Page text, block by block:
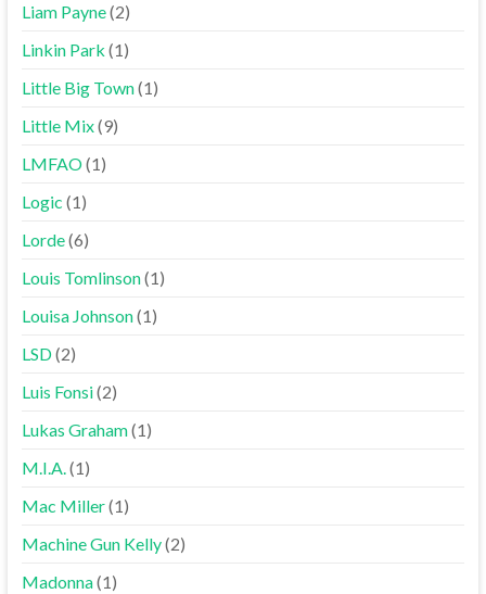
Liam Payne(2)
Linkin Park (1)
Little Big Town(1)
Little Mix(9)
LMFAO(1)
Logic (1)
Lorde(6)
Louis Tomlinson(1)
Louisa Johnson(1)
LSD(2)
Luis Fonsi(2)
Lukas Graham(1)
M.I.A.(1)
Mac Miller(1)
Machine Gun Kelly(2)
Madonna(1)